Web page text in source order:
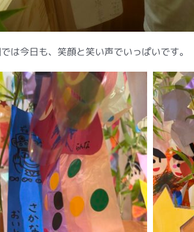
は今日も、笑顔と笑い声でいっぱいです。